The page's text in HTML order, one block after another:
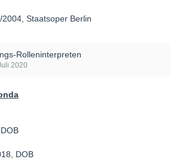
Staatsoper Berlin
Rolleninterpreten
2020
DOB